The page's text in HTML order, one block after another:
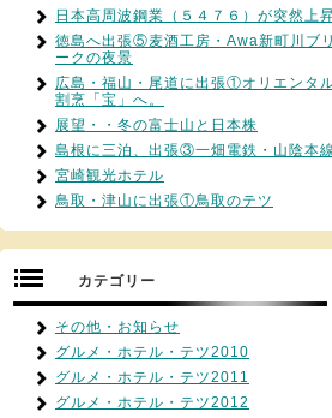
日本高周波鋼業（５４７６）が突然上昇
徳島へ出張⑤麦酒工房・Awa新町川ブ
ークの夜景
広島・福山・尾道に出張①オリエンタ
割烹「宝」へ。
展望・・冬の富士山と日本株
島根に三泊、出張③一畑電鉄・山陰本
宮崎観光ホテル
鳥取・津山に出張①鳥取のテツ
カテゴリー
その他・お知らせ
グルメ・ホテル・テツ2010
グルメ・ホテル・テツ2011
グルメ・ホテル・テツ2012